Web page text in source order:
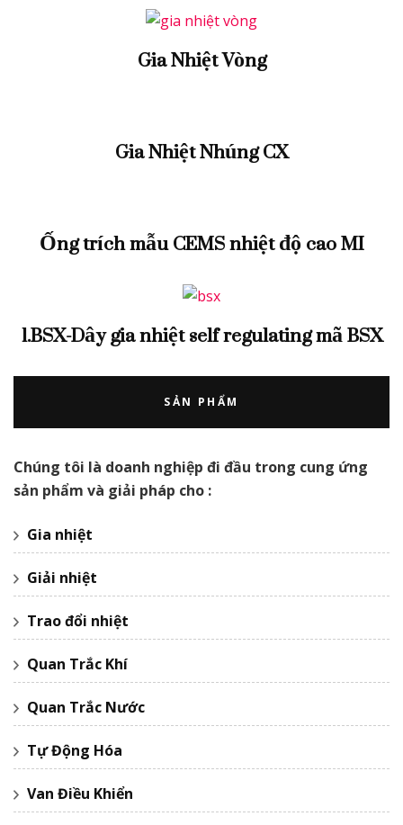
Gia Nhiệt Vòng
Gia Nhiệt Nhúng CX
Ống trích mẫu CEMS nhiệt độ cao MI
1.BSX-Dây gia nhiệt self regulating mã BSX
SẢN PHẨM
Chúng tôi là doanh nghiệp đi đầu trong cung ứng
sản phẩm và giải pháp cho :
Gia nhiệt
Giải nhiệt
Trao đổi nhiệt
Quan Trắc Khí
Quan Trắc Nước
Tự Động Hóa
Van Điều Khiển